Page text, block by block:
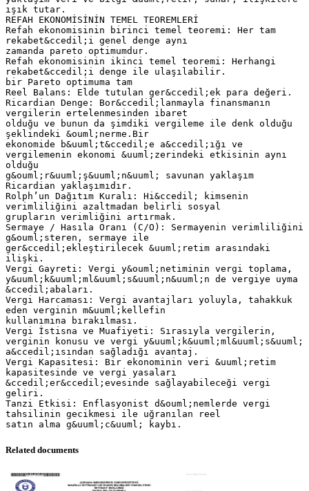
ışık tutar.
REFAH EKONOMİSİNİN TEMEL TEOREMLERİ
Refah ekonomisinin birinci temel teoremi: Her tam
rekabet&ccedil;i genel denge aynı
zamanda pareto optimumdur.
Refah ekonomisinin ikinci temel teoremi: Herhangi
rekabet&ccedil;i denge ile ulaşılabilir.
bir Pareto optimuma tam
Reel Balans: Elde tutulan ger&ccedil;ek para değeri.
Ricardian Denge: Bor&ccedil;lanmayla finansmanın
vergilerin ertelenmesinden ibaret
olduğu ve bunun da şimdiki vergileme ile denk olduğu
şeklindeki &ouml;nerme.Bir
ekonomide b&uuml;t&ccedil;e a&ccedil;ığı ve
vergilemenin ekonomi &uuml;zerindeki etkisinin aynı
olduğu
g&ouml;r&uuml;ş&uuml;n&uuml; savunan yaklaşım
Ricardian yaklaşımıdır.
Rolph’un Dağıtım Kuralı: Hi&ccedil; kimsenin
verimliliğini azaltmadan belirli sosyal
grupların verimliğini artırmak.
Sermaye / Hasıla Oranı (C/O): Sermayenin verimliliğini
g&ouml;steren, sermaye ile
ger&ccedil;ekleştirilecek &uuml;retim arasındaki
ilişki.
Vergi Gayreti: Vergi y&ouml;netiminin vergi toplama,
y&uuml;k&uuml;ml&uuml;s&uuml;n&uuml;n de vergiye uyma
&ccedil;abaları.
Vergi Harcaması: Vergi avantajları yoluyla, tahakkuk
eden verginin m&uuml;kellefin
kullanımına bırakılması.
Vergi İstisna ve Muafiyeti: Sırasıyla vergilerin,
verginin konusu ve vergi y&uuml;k&uuml;ml&uuml;s&uuml;
a&ccedil;ısından sağladığı avantaj.
Vergi Kapasitesi: Bir ekonominin veri &uuml;retim
kapasitesinde ve vergi yasaları
&ccedil;er&ccedil;evesinde sağlayabileceği vergi
geliri.
Tanzi Etkisi: Enflasyonist d&ouml;nemlerde vergi
tahsilinin gecikmesi ile uğranılan reel
Related documents